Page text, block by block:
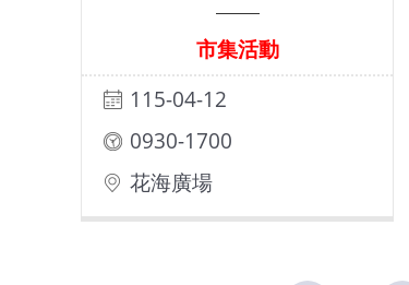
市集活動
115-04-12
0930-1700
花海廣場